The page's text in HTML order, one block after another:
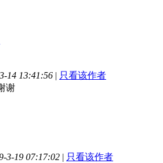
14 13:41:56 | 只看该作者
谢
3-19 07:17:02 | 只看该作者